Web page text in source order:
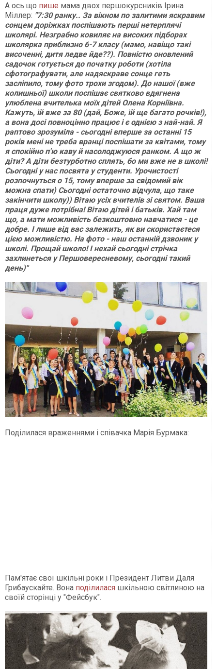
А ось що пише мама двох першокурсників Ірина
Міллер: "7:30 ранку.. За вікном по залитими яскравим
сонцем доріжках поспішають перші нетерплячі
школярі. Незграбно ковиляє на високих підборах
школярка приблизно 6-7 класу (мамо, навіщо такі
височенні, дитя ледве йде??). Повністю оновлений
садочок готується до початку роботи (хотіла
сфотографувати, але надяскраве сонце геть
засліпило, тому фото трохи згодом). До нашої (вже
колишньої) школи поспішає святково вдягнена
улюблена вчителька моїх дітей Олена Корніївна.
Кажуть, їй вже за 80 (дай, Боже, їй ще багато рочків!),
а вона досі повноцінно працює і є однією з най-най. Я
раптово зрозуміла - сьогодні вперше за останні 15
років мені не треба вранці поспішати за квітами, тому
я спокійно п'ю каву й насолоджуюся ранком. А що ж
діти? А діти безтурботно сплять, бо ми вже не в школі!
Сьогодні у нас посвята у студенти. Урочистості
розпочнуться о 15, тому вперше за свідомий вік
можна спати) Сьогодні остаточно відчула, що таке
закінчити школу)) Вітаю усіх вчителів зі святом. Ваша
праця дуже потрібна! Вітаю дітей і батьків. Хай там
що, а мати можливість безкоштовно навчатися - це
добре. І лише від вас залежить, як ви скористаєтеся
цією можливістю. На фото - наш останній дзвоник у
школі. Прощай школо! І нехай сьогодні стрічка
захлинеться у Першовересневому, сьогодні такий
день)"
Поділилася враженнями і співачка Марія Бурмака:
Пам'ятає свої шкільні роки і Президент Литви Даля
Грибаускайте. Вона поділилася шкільною світлиною на
своїй сторінці у "Фейсбук".